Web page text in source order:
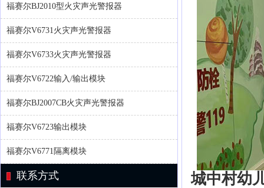
福赛尔BJ2010型火灾声光警报器
福赛尔V6731火灾声光警报器
福赛尔V6733火灾声光警报器
福赛尔V6722输入/输出模块
福赛尔BJ2007CB火灾声光警报器
福赛尔V6723输出模块
福赛尔V6771隔离模块
联系方式 城中村幼